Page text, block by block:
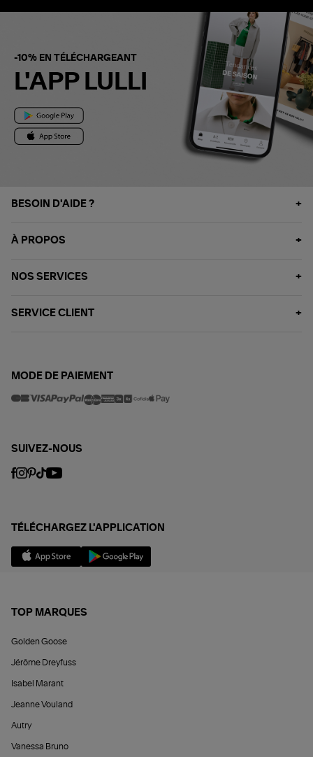
-10% EN TÉLÉCHARGEANT
L'APP LULLI
BESOIN D'AIDE ?
À PROPOS
NOS SERVICES
SERVICE CLIENT
MODE DE PAIEMENT
SUIVEZ-NOUS
TÉLÉCHARGEZ L'APPLICATION
TOP MARQUES
Golden Goose
Jérôme Dreyfuss
Isabel Marant
Jeanne Vouland
Autry
Vanessa Bruno